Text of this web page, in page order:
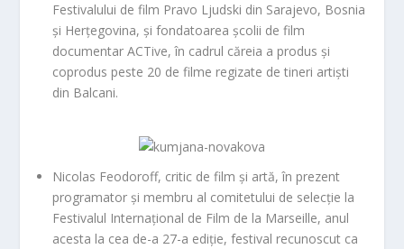
Festivalului de film Pravo Ljudski din Sarajevo, Bosnia
și Herțegovina, și fondatoarea școlii de film
documentar ACTive, în cadrul căreia a produs și
coprodus peste 20 de filme regizate de tineri artiști
din Balcani.
Nicolas Feodoroff, critic de film și artă, în prezent
programator și membru al comitetului de selecție la
Festivalul Internațional de Film de la Marseille, anul
acesta la cea de-a 27-a ediție, festival recunoscut ca